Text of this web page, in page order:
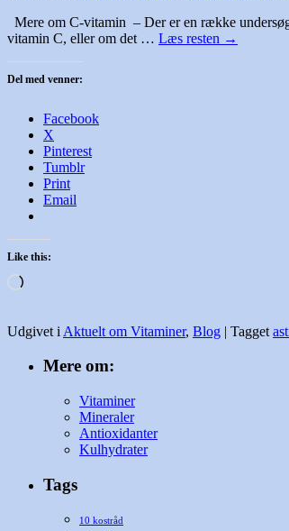
Mere om C-vitamin – Der er en række
vitamin C, eller om det … Læs resten →
Del med venner:
Facebook
X
Pinterest
Tumblr
Print
Email
Like this:
Loading…
Udgivet i Aktuelt om Vitaminer, Blog | Tagget
Mere om:
Vitaminer
Mineraler
Antioxidanter
Kulhydrater
Tags
10 kostråd